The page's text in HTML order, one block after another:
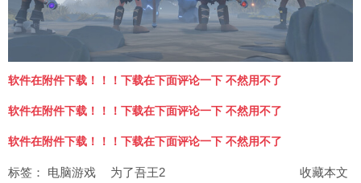
软件在附件下载！！！下载在下面评论一下 不然用不了
软件在附件下载！！！下载在下面评论一下 不然用不了
软件在附件下载！！！下载在下面评论一下 不然用不了
收藏本文
标签： 电脑游戏 为了吾王2